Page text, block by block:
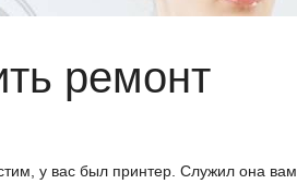
ремонт
у вас был принтер. Служил она вам